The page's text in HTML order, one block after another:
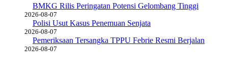
BMKG Rilis Peringatan Potensi Gelombang Tinggi
2026-08-07
Polisi Usut Kasus Penemuan Senjata
2026-08-07
Pemeriksaan Tersangka TPPU Febrie Resmi Berjalan
2026-08-07